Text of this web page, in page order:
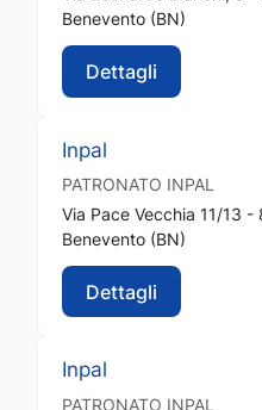
Benevento (BN)
Dettagli
Inpal
PATRONATO INPAL
Via Pace Vecchia 11/13
Benevento (BN)
Dettagli
Inpal
PATRONATO INPAL